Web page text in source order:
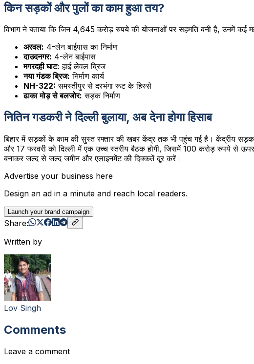
किन सड़कों और पुलों का काम हुआ तय?
विभाग ने बताया कि जिन 4,645 करोड़ रुपये की योजनाओं पर सहमति बनी है, उनमें कई
अरवल: 4-लेन बाईपास का निर्माण
दाउदनगर: 4-लेन बाईपास
मगरदही घाट: हाई लेवल ब्रिज
नया गंडक ब्रिज: निर्माण कार्य
NH-322: समस्तीपुर से दरभंगा रूट के हिस्से
ढाका मोड़ से बलजोर: सड़क निर्माण
नितिन गडकरी ने दिल्ली बुलाया, अब देना होगा हिसाब
बिहार में सड़कों के काम की सुस्त रफ्तार की खबर केंद्र तक भी पहुंच गई है। केंद्रीय सड़क
और 17 फरवरी को दिल्ली में एक उच्च स्तरीय बैठक होगी, जिसमें 100 करोड़ रुपये से ऊपर
बनाकर जल्द से जल्द जमीन और एलाइनमेंट की दिक्कतें दूर करें।
Advertise your business here
Design an ad in a minute and reach local readers.
Launch your brand campaign
Share:
Written by
Lov Singh
Comments
Leave a comment